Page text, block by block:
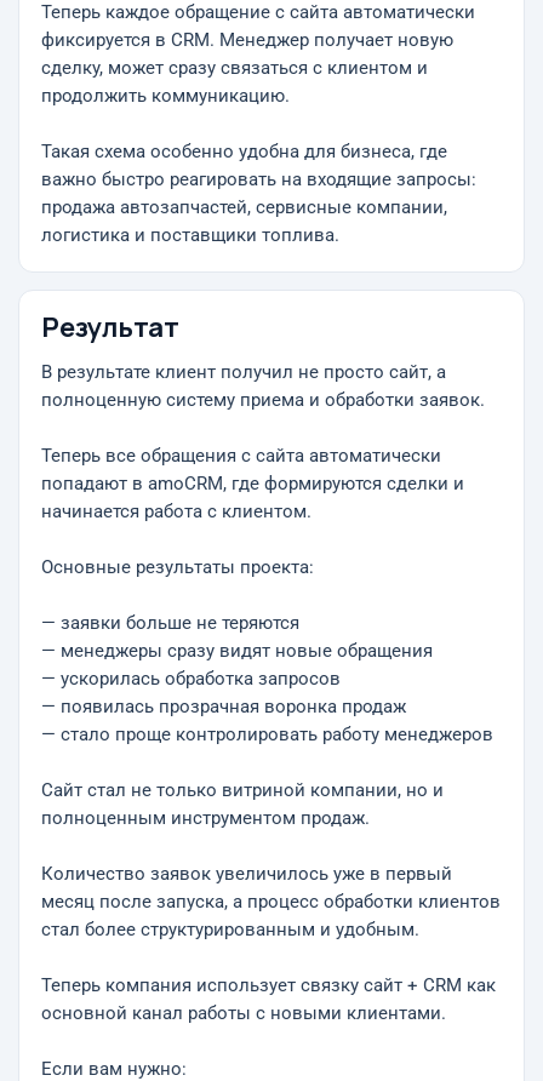
Теперь каждое обращение с сайта автоматически
фиксируется в CRM. Менеджер получает новую
сделку, может сразу связаться с клиентом и
продолжить коммуникацию.
Такая схема особенно удобна для бизнеса, где
важно быстро реагировать на входящие запросы:
продажа автозапчастей, сервисные компании,
логистика и поставщики топлива.
Результат
В результате клиент получил не просто сайт, а
полноценную систему приема и обработки заявок.
Теперь все обращения с сайта автоматически
попадают в amoCRM, где формируются сделки и
начинается работа с клиентом.
Основные результаты проекта:
— заявки больше не теряются
— менеджеры сразу видят новые обращения
— ускорилась обработка запросов
— появилась прозрачная воронка продаж
— стало проще контролировать работу менеджеров
Сайт стал не только витриной компании, но и
полноценным инструментом продаж.
Количество заявок увеличилось уже в первый
месяц после запуска, а процесс обработки клиентов
стал более структурированным и удобным.
Теперь компания использует связку сайт + CRM как
основной канал работы с новыми клиентами.
Если вам нужно: